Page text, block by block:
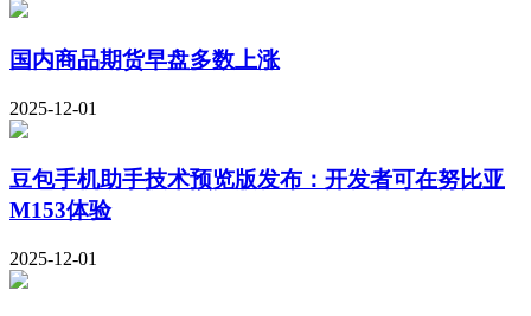
国内商品期货早盘多数上涨
2025-12-01
豆包手机助手技术预览版发布：开发者可在努比亚
M153体验
2025-12-01